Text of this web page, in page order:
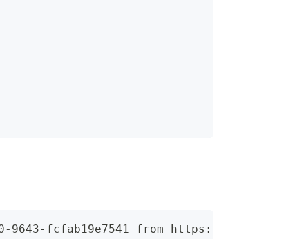
9643-fcfab19e7541 from https://apache-